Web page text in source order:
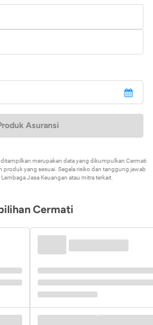
Asuransi
merupakan data yang dikumpulkan Cermati
yang sesuai. Segala risiko dan tanggung jawab
Jasa Keuangan atau mitra terkait.
Cermati